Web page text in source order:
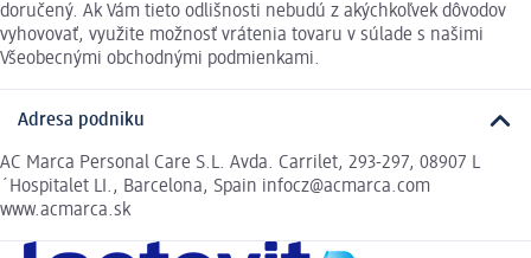
doručený. Ak Vám tieto odlišnosti nebudú z akýchkoľvek dôvodov
vyhovovať, využite možnosť vrátenia tovaru v súlade s našimi
Všeobecnými obchodnými podmienkami.
Adresa podniku
AC Marca Personal Care S.L. Avda. Carrilet, 293-297, 08907 L
´Hospitalet LI., Barcelona, Spain infocz@acmarca.com
www.acmarca.sk